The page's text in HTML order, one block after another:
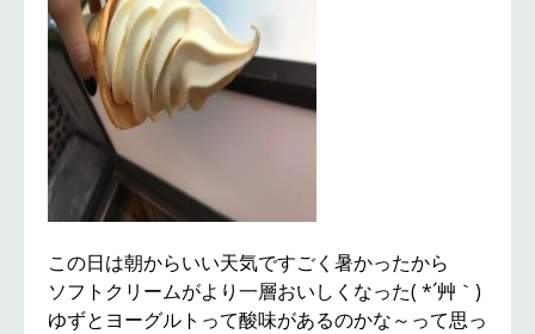
この日は朝からいい天気ですごく暑かったから
ソフトクリームがより一層おいしくなった( *´艸｀)
ゆずとヨーグルトって酸味があるのかな～って思っ